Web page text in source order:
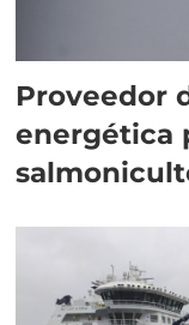
Proveedor
energética